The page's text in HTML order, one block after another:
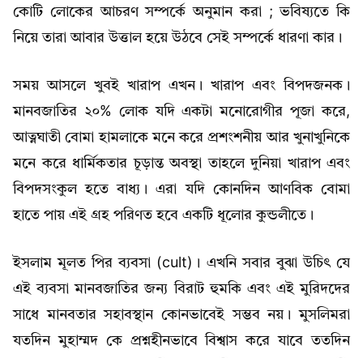
কোটি লোকের আচরণ সম্পর্কে অনুমান করা ; ভবিষ্যতে কি
নিয়ে তারা আবার উত্তাল হয়ে উঠবে সেই সম্পর্কে ধারণা কার।
সময় আসলে খুবই খারাপ এখন। খারাপ এবং বিপদজনক।
মানবজাতির ২০% লোক যদি একটা মনোরোগীর পূজা করে,
আত্নঘাতী বোমা হামলাকে মনে করে প্রশংশনীয় আর খুনাখুনিকে
মনে করে ধার্মিকতার চূড়ান্ত অবস্থা তাহলে দুনিয়া খারাপ এবং
বিপদসংকুল হতে বাধ্য। এরা যদি কোনদিন আণবিক বোমা
হাতে পায় এই গ্রহ পরিণত হবে একটি ধূলোর কুন্ডলীতে।
ইসলাম মূলত পির ব্যবসা (cult)। এখনি সবার বুঝা উচিৎ যে
এই ব্যবসা মানবজাতির জন্য বিরাট হুমকি এবং এই মুরিদদের
সাধে মানবতার সহাবস্থান কোনভাবেই সম্ভব নয়। মুসলিমরা
যতদিন মুহাম্মদ কে প্রশ্নহীনভাবে বিশ্বাস করে যাবে ততদিন